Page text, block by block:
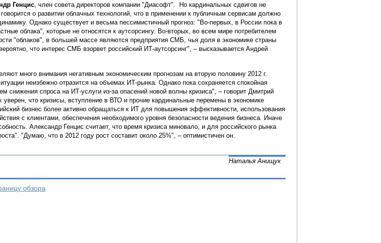
Генцис, член совета директоров компании "Диасофт". Но кардинальных сдвигов не
о развитии облачных технологий, что в применении к публичным сервисам должно
Однако существует и весьма пессимистичный прогноз: "Во-первых, в России пока в
облака", которые не относятся к аутсорсингу. Во-вторых, во всем мире потребителем
"облаков", в большей массе являются предприятия СМБ, чья доля в экономике страны
что интерес СМБ взорвет российский ИТ-аутсорсинг", – высказывается Андрей
много внимания негативным экономическим прогнозам на вторую половину 2012 г.
неизбежно отразится на объемах ИТ-рынка. Однако пока сохраняется спокойная
снижения спроса на ИТ-услуги из-за опасений новой волны кризиса", – говорит Дмитрий
что кризисы, вступление в ВТО и прочие кардинальные перемены в экономике
бизнес более активно обращаться к ИТ для повышения эффективности, использования
с клиентами, обеспечения необходимого уровня безопасности ведения бизнеса. Иначе
Александр Генцис считает, что время кризиса миновало, и для российского рынка
"Думаю, что в 2012 году рост составит около 25%", – оптимистичен он.
Наталья Анищук
обзора